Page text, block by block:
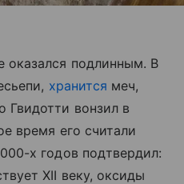
оказался подлинным. В
хранится меч,
Гвидотти вонзил в
время его считали
х годов подтвердил:
XII веку, оксиды